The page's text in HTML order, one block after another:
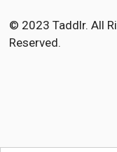
o
k
r
© 2023 Taddlr. All
Reserved.